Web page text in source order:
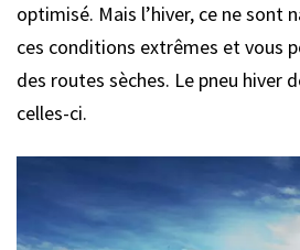
optimisé. Mais l’hiver, ce ne sont
ces conditions extrêmes et vous
des routes sèches. Le pneu hiver
celles-ci.